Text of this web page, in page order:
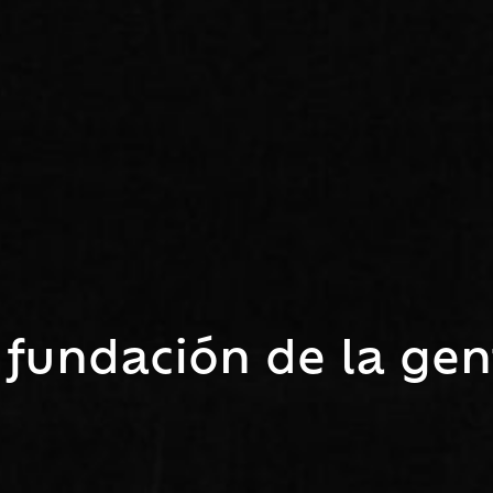
fundación de la